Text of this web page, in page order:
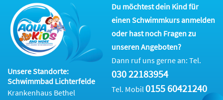
Unsere Standorte:
Schwimmbad Lichterfelde
Krankenhaus Bethel
Du möchtest dein Kind für
einen Schwimmkurs anmelden
oder hast noch Fragen zu
unseren Angeboten?
Dann ruf uns gerne an: Tel.
030 22183954
Tel. Mobil 0155 60421240